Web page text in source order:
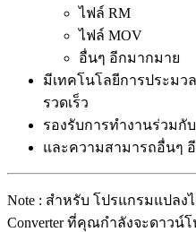
ไฟล์ RM
ไฟล์ MOV
อื่นๆ อีกมากมาย
มีเทคโนโลยีการประมว
รวดเร็ว
รองรับการทำงานร่วมกั
และความสามารถอื่นๆ
Note : สำหรับ โปรแกรมแปลง
Converter ที่คุณกำลังจะดาว